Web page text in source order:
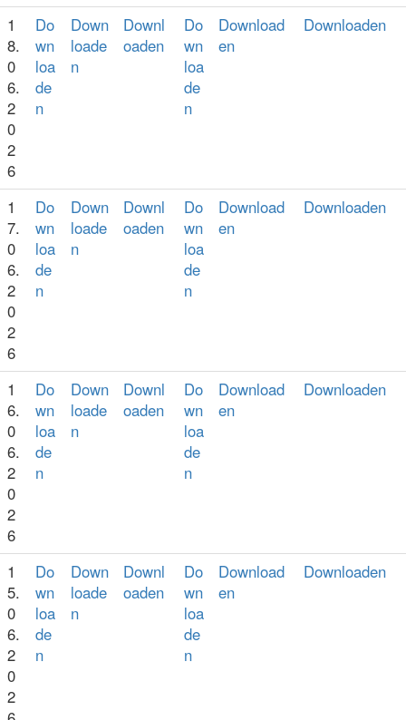
1
8.
0
6.
2
0
2
6
Do
wn
loa
de
n
Down
loade
n
Downl
oaden
Do
wn
loa
de
n
Download
en
Downloaden
1
7.
0
6.
2
0
2
6
Do
wn
loa
de
n
Down
loade
n
Downl
oaden
Do
wn
loa
de
n
Download
en
Downloaden
1
6.
0
6.
2
0
2
6
Do
wn
loa
de
n
Down
loade
n
Downl
oaden
Do
wn
loa
de
n
Download
en
Downloaden
1
5.
0
6.
2
0
2
Do
wn
loa
de
n
Down
loade
n
Downl
oaden
Do
wn
loa
de
n
Download
en
Downloaden